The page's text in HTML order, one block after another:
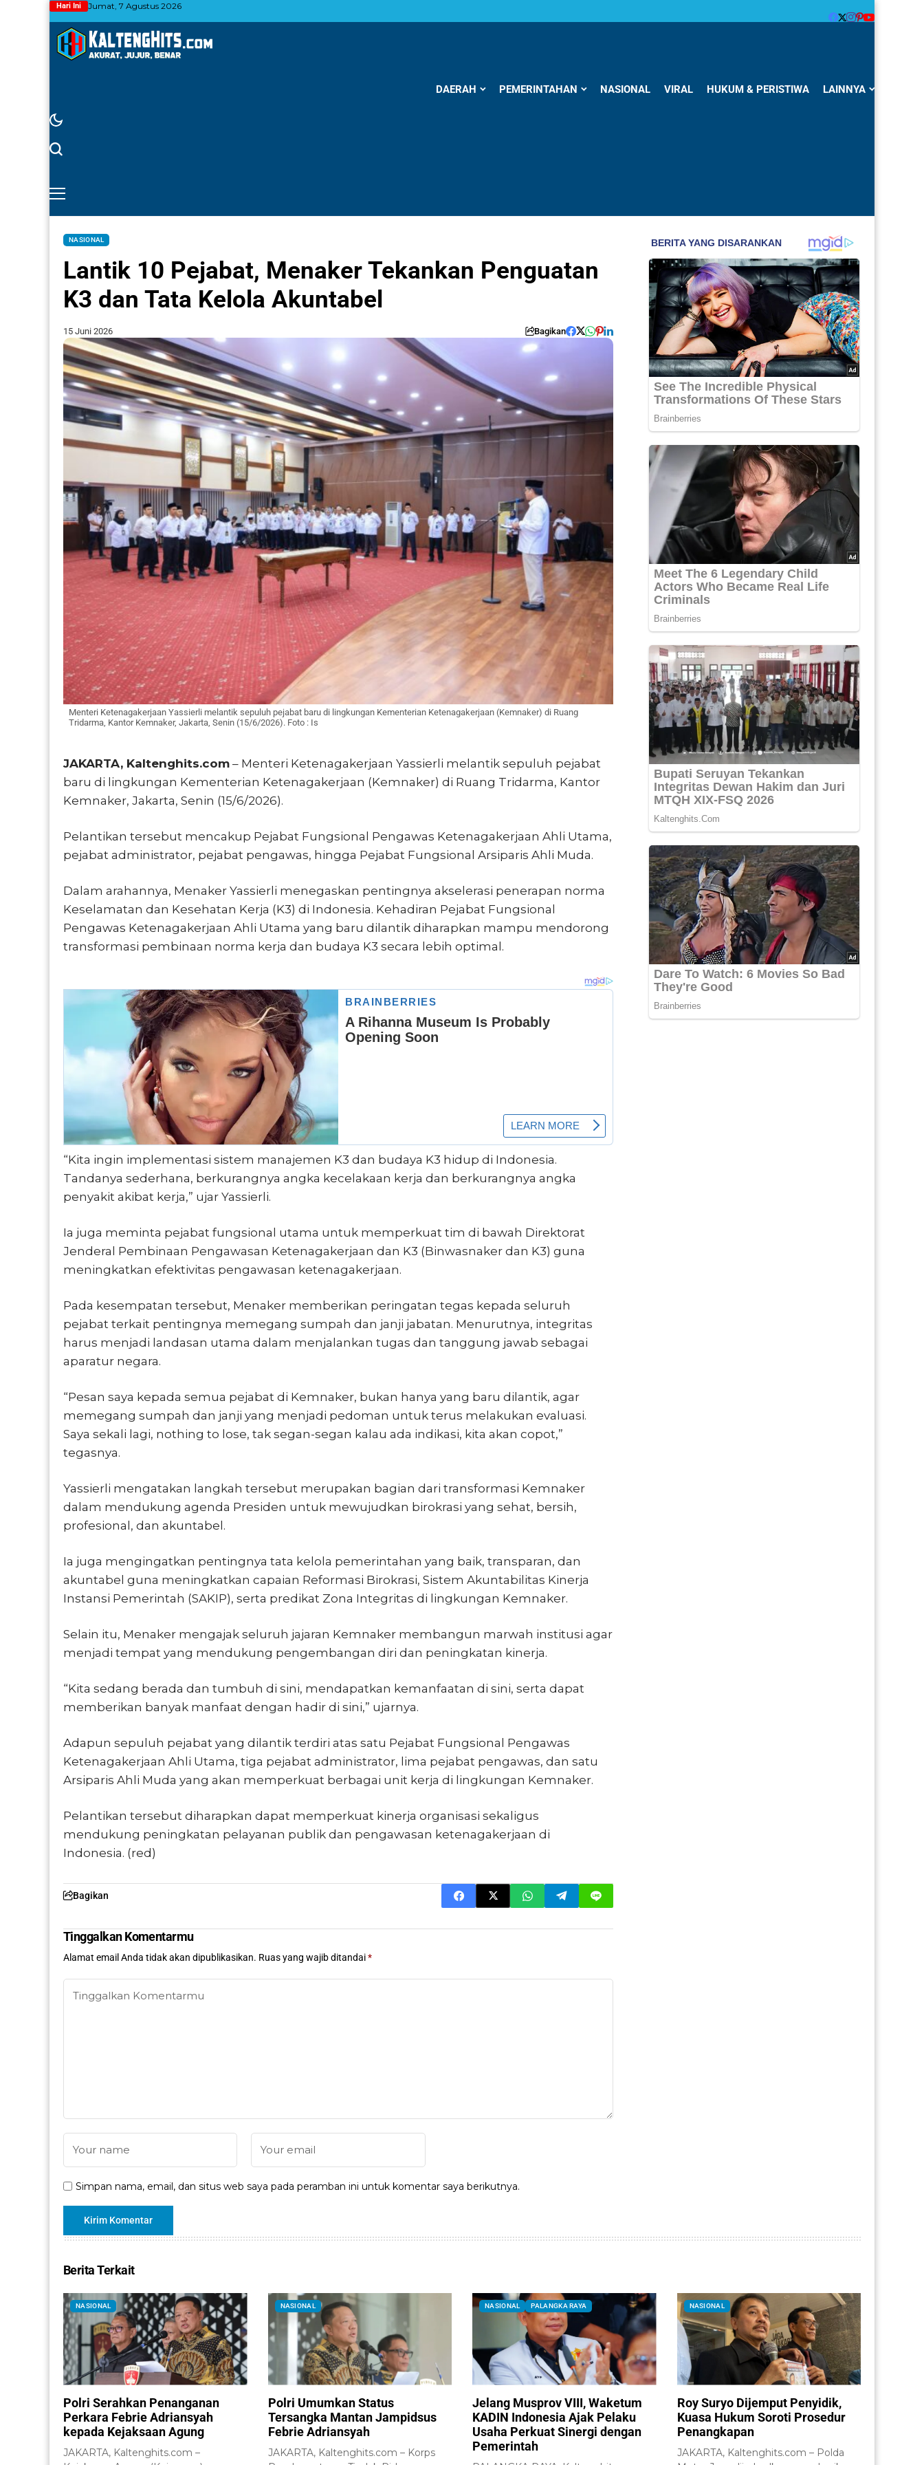
Hari Ini Jumat, 7 Agustus 2026
DAERAH PEMERINTAHAN NASIONAL VIRAL HUKUM & PERISTIWA LAINNYA
NASIONAL
Lantik 10 Pejabat, Menaker Tekankan Penguatan
K3 dan Tata Kelola Akuntabel
15 Juni 2026 Bagikan
Menteri Ketenagakerjaan Yassierli melantik sepuluh pejabat baru di lingkungan Kementerian Ketenagakerjaan (Kemnaker) di Ruang
Tridarma, Kantor Kemnaker, Jakarta, Senin (15/6/2026). Foto : Is
JAKARTA, Kaltenghits.com – Menteri Ketenagakerjaan Yassierli melantik sepuluh pejabat
baru di lingkungan Kementerian Ketenagakerjaan (Kemnaker) di Ruang Tridarma, Kantor
Kemnaker, Jakarta, Senin (15/6/2026).
Pelantikan tersebut mencakup Pejabat Fungsional Pengawas Ketenagakerjaan Ahli Utama,
pejabat administrator, pejabat pengawas, hingga Pejabat Fungsional Arsiparis Ahli Muda.
Dalam arahannya, Menaker Yassierli menegaskan pentingnya akselerasi penerapan norma
Keselamatan dan Kesehatan Kerja (K3) di Indonesia. Kehadiran Pejabat Fungsional
Pengawas Ketenagakerjaan Ahli Utama yang baru dilantik diharapkan mampu mendorong
transformasi pembinaan norma kerja dan budaya K3 secara lebih optimal.
“Kita ingin implementasi sistem manajemen K3 dan budaya K3 hidup di Indonesia.
Tandanya sederhana, berkurangnya angka kecelakaan kerja dan berkurangnya angka
penyakit akibat kerja,” ujar Yassierli.
Ia juga meminta pejabat fungsional utama untuk memperkuat tim di bawah Direktorat
Jenderal Pembinaan Pengawasan Ketenagakerjaan dan K3 (Binwasnaker dan K3) guna
meningkatkan efektivitas pengawasan ketenagakerjaan.
Pada kesempatan tersebut, Menaker memberikan peringatan tegas kepada seluruh
pejabat terkait pentingnya memegang sumpah dan janji jabatan. Menurutnya, integritas
harus menjadi landasan utama dalam menjalankan tugas dan tanggung jawab sebagai
aparatur negara.
“Pesan saya kepada semua pejabat di Kemnaker, bukan hanya yang baru dilantik, agar
memegang sumpah dan janji yang menjadi pedoman untuk terus melakukan evaluasi.
Saya sekali lagi, nothing to lose, tak segan-segan kalau ada indikasi, kita akan copot,”
tegasnya.
Yassierli mengatakan langkah tersebut merupakan bagian dari transformasi Kemnaker
dalam mendukung agenda Presiden untuk mewujudkan birokrasi yang sehat, bersih,
profesional, dan akuntabel.
Ia juga mengingatkan pentingnya tata kelola pemerintahan yang baik, transparan, dan
akuntabel guna meningkatkan capaian Reformasi Birokrasi, Sistem Akuntabilitas Kinerja
Instansi Pemerintah (SAKIP), serta predikat Zona Integritas di lingkungan Kemnaker.
Selain itu, Menaker mengajak seluruh jajaran Kemnaker membangun marwah institusi agar
menjadi tempat yang mendukung pengembangan diri dan peningkatan kinerja.
“Kita sedang berada dan tumbuh di sini, mendapatkan kemanfaatan di sini, serta dapat
memberikan banyak manfaat dengan hadir di sini,” ujarnya.
Adapun sepuluh pejabat yang dilantik terdiri atas satu Pejabat Fungsional Pengawas
Ketenagakerjaan Ahli Utama, tiga pejabat administrator, lima pejabat pengawas, dan satu
Arsiparis Ahli Muda yang akan memperkuat berbagai unit kerja di lingkungan Kemnaker.
Pelantikan tersebut diharapkan dapat memperkuat kinerja organisasi sekaligus
mendukung peningkatan pelayanan publik dan pengawasan ketenagakerjaan di
Indonesia. (red)
Bagikan
Tinggalkan Komentarmu
Alamat email Anda tidak akan dipublikasikan. Ruas yang wajib ditandai*
Simpan nama, email, dan situs web saya pada peramban ini untuk komentar saya berikutnya.
Berita Terkait
NASIONAL
Polri Serahkan Penanganan
Perkara Febrie Adriansyah
kepada Kejaksaan Agung
JAKARTA, Kaltenghits.com –
NASIONAL
Polri Umumkan Status
Tersangka Mantan Jampidsus
Febrie Adriansyah
JAKARTA, Kaltenghits.com – Korps
NASIONAL PALANGKA RAYA
Jelang Musprov VIII, Waketum
KADIN Indonesia Ajak Pelaku
Usaha Perkuat Sinergi dengan
Pemerintah
NASIONAL
Roy Suryo Dijemput Penyidik,
Kuasa Hukum Soroti Prosedur
Penangkapan
JAKARTA, Kaltenghits.com – Polda